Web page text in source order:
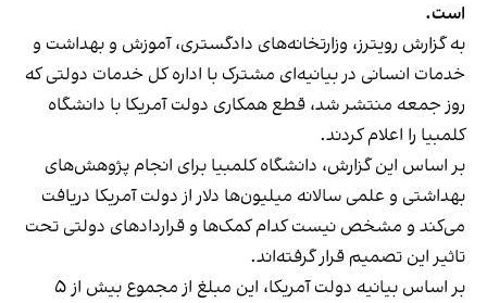
است.
به گزارش رویترز، وزارتخانه‌های دادگستری، آموزش و بهداشت و
خدمات انسانی در بیانیه‌ای مشترک با اداره کل خدمات دولتی که
روز جمعه منتشر شد، قطع همکاری دولت آمریکا با دانشگاه
کلمبیا را اعلام کردند.
بر اساس این گزارش، دانشگاه کلمبیا برای انجام پژوهش‌های
بهداشتی و علمی سالانه میلیون‌ها دلار از دولت آمریکا دریافت
می‌کند و مشخص نیست کدام کمک‌ها و قراردادهای دولتی تحت
تاثیر این تصمیم قرار گرفته‌اند.
بر اساس بیانیه دولت آمریکا، این مبلغ از مجموع بیش از ۵